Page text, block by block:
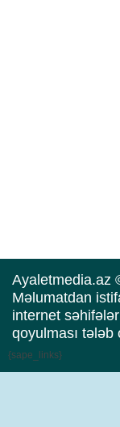
Ayaletmedia.az
Məlumatdan
internet
qoyulması tələb
{sape_links}